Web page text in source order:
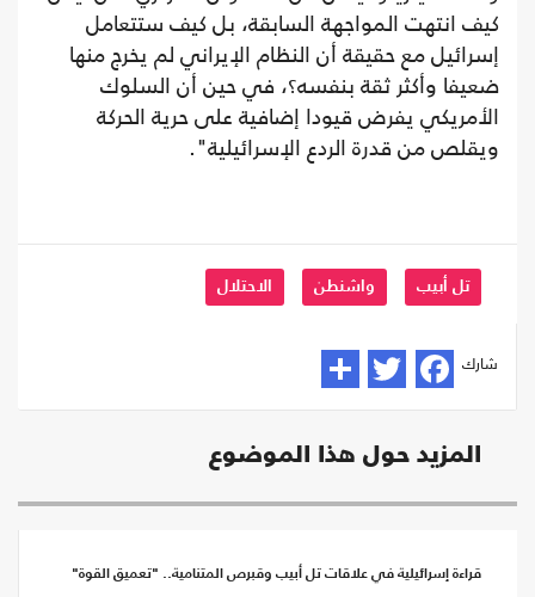
كيف انتهت المواجهة السابقة، بل كيف ستتعامل
إسرائيل مع حقيقة أن النظام الإيراني لم يخرج منها
ضعيفا وأكثر ثقة بنفسه؟، في حين أن السلوك
الأمريكي يفرض قيودا إضافية على حرية الحركة
ويقلص من قدرة الردع الإسرائيلية".
تل أبيب واشنطن الاحتلال
شارك
المزيد حول هذا الموضوع
قراءة إسرائيلية في علاقات تل أبيب وقبرص المتنامية.. "تعميق القوة"